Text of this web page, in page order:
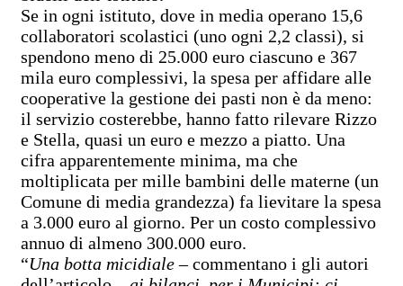
Se in ogni istituto, dove in media operano 15,6
collaboratori scolastici (uno ogni 2,2 classi), si
spendono meno di 25.000 euro ciascuno e 367
mila euro complessivi, la spesa per affidare alle
cooperative la gestione dei pasti non è da meno:
il servizio costerebbe, hanno fatto rilevare Rizzo
e Stella, quasi un euro e mezzo a piatto. Una
cifra apparentemente minima, ma che
moltiplicata per mille bambini delle materne (un
Comune di media grandezza) fa lievitare la spesa
a 3.000 euro al giorno. Per un costo complessivo
annuo di almeno 300.000 euro.
“Una botta micidiale– commentano i gli autori